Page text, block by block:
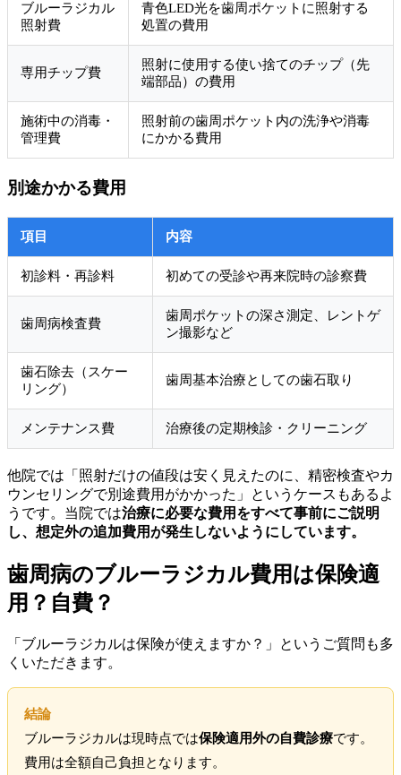
ブルーラジカル
照射費
青色LED光を歯周ポケットに照射する
処置の費用
専用チップ費
照射に使用する使い捨てのチップ（先
端部品）の費用
施術中の消毒・
管理費
照射前の歯周ポケット内の洗浄や消毒
にかかる費用
別途かかる費用
項目 内容
初診料・再診料 初めての受診や再来院時の診察費
歯周病検査費
歯周ポケットの深さ測定、レントゲ
ン撮影など
歯石除去（スケー
リング）
歯周基本治療としての歯石取り
メンテナンス費 治療後の定期検診・クリーニング
他院では「照射だけの値段は安く見えたのに、精密検査やカ
ウンセリングで別途費用がかかった」というケースもあるよ
うです。当院では治療に必要な費用をすべて事前にご説明
し、想定外の追加費用が発生しないようにしています。
歯周病のブルーラジカル費用は保険適
用？自費？
「ブルーラジカルは保険が使えますか？」というご質問も多
くいただきます。
結論
ブルーラジカルは現時点では保険適用外の自費診療です。
費用は全額自己負担となります。